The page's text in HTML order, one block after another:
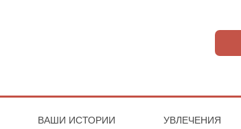
ВАШИ ИСТОРИИ УВЛЕЧЕНИЯ